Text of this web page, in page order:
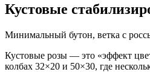
Кустовые
Минимальный бутон, ветка с
Кустовые розы — это «эффект
колбах 32×20 и 50×30, где